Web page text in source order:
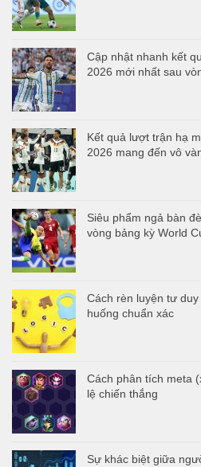
Cập nhật nhanh kết
2026 mới nhất sau
Kết quả lượt trận hạ
2026 mang đến vô
Siêu phẩm ngả bàn
vòng bảng kỳ World
Cách rèn luyện tư
huống chuẩn xác
Cách phân tích meta
lệ chiến thắng
Sự khác biệt giữa